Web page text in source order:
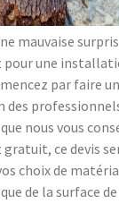
mauvaise
une
par faire
des
nous vous
ce devis
choix de
de la surface